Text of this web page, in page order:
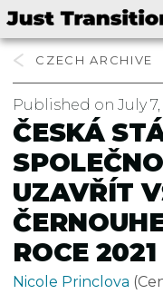
CZECH
Published on July 7,
ČESKÁ
UZAVŘÍT
ROCE
Nicole Princlova